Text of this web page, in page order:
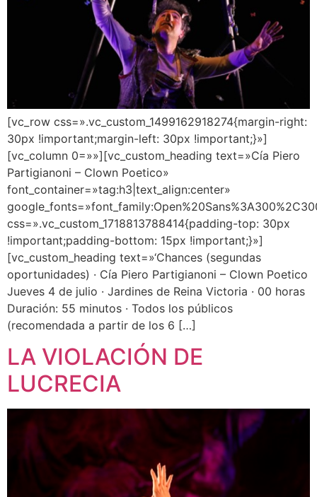
[vc_row css=».vc_custom_1499162918274{margin-right:
30px !important;margin-left: 30px !important;}»]
[vc_column 0=»»][vc_custom_heading text=»Cía Piero
Partigianoni – Clown Poetico»
font_container=»tag:h3|text_align:center»
css=».vc_custom_1718813788414{padding-top: 30px
!important;padding-bottom: 15px !important;}»]
[vc_custom_heading text=»‘Chances (segundas
oportunidades) · Cía Piero Partigianoni – Clown Poetico
Jueves 4 de julio · Jardines de Reina Victoria · 00 horas
Duración: 55 minutos · Todos los públicos
(recomendada a partir de los 6 […]
LA VIOLACIÓN DE
LUCRECIA